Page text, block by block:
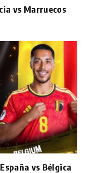
vs Marruecos
vs Bélgica